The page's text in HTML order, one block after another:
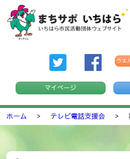
マイページ
ウエ
ホーム > テレビ電話支援会 >